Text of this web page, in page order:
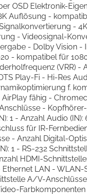
OSD Elektronik-
Auflösung -
- 4K
- Videosignal-
- Dolby Vision -
- kompatibel für
(VRR) -
Play-Fi - Hi-Res
f.
fähig -
-
1 - Anzahl Audio (IN):
für IR-
- Anzahl Digital-
1 - RS-232
HDMI-
LAN - WLAN-
A/V-
Farbkomponenten